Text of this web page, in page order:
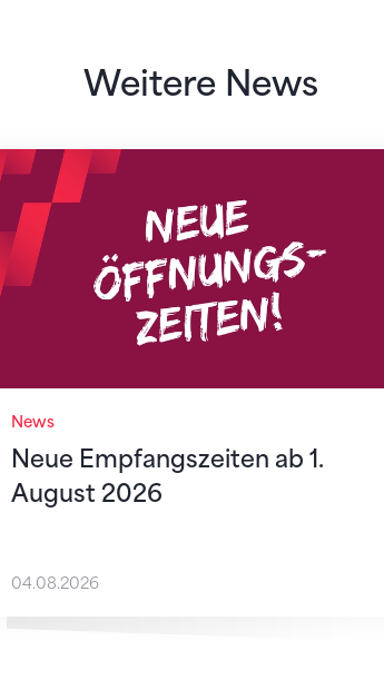
Weitere News
News
Neue Empfangszeiten ab 1.
August 2026
Neue Empfangszeiten ab 1. August 2026
04.08.2026